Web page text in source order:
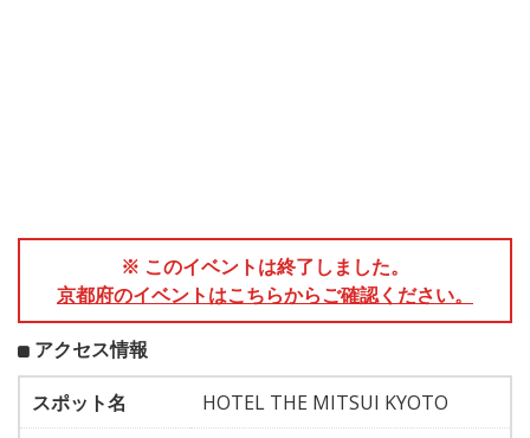
※ このイベントは終了しました。
京都府のイベントはこちらからご確認ください。
アクセス情報
スポット名
HOTEL THE MITSUI KYOTO